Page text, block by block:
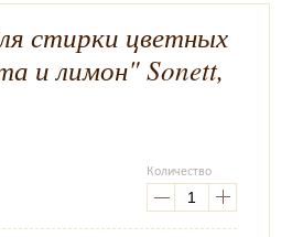
стирки цветных
и лимон" Sonett,
Количество